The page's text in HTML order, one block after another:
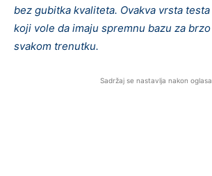
bez gubitka kvaliteta. Ovakva vrsta testa
koji vole da imaju spremnu bazu za brzo
svakom trenutku.
Sadržaj se nastavlja nakon oglasa